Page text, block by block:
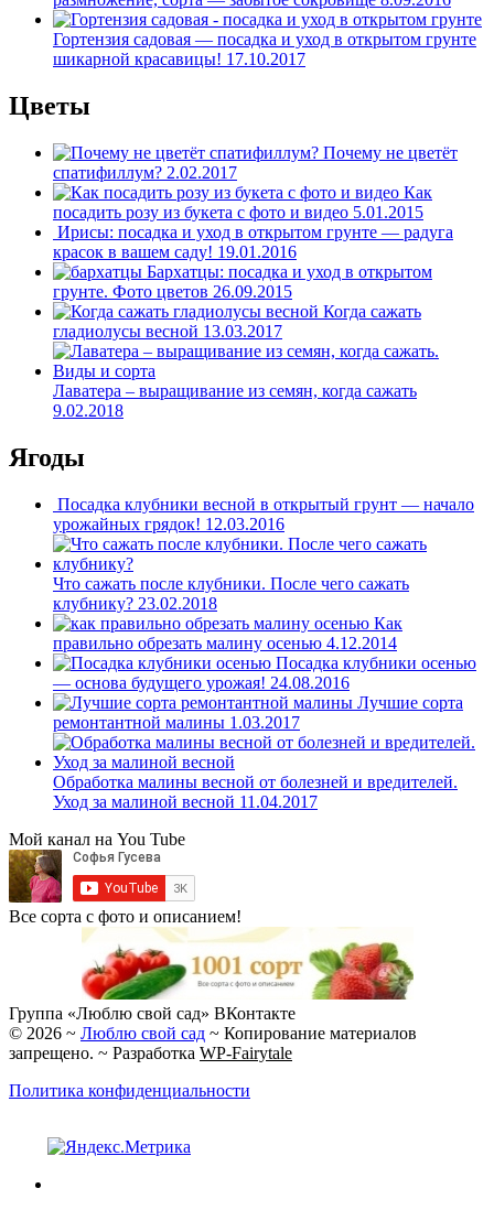
Гортензия садовая — посадка и уход в открытом грунте
шикарной красавицы! 17.10.2017
Цветы
Почему не цветёт
спатифиллум? 2.02.2017
Как
посадить розу из букета с фото и видео 5.01.2015
Ирисы: посадка и уход в открытом грунте — радуга
красок в вашем саду! 19.01.2016
Бархатцы: посадка и уход в открытом
грунте. Фото цветов 26.09.2015
Когда сажать
гладиолусы весной 13.03.2017
Лаватера – выращивание из семян, когда сажать
9.02.2018
Ягоды
Посадка клубники весной в открытый грунт — начало
урожайных грядок! 12.03.2016
Что сажать после клубники. После чего сажать
клубнику? 23.02.2018
Как
правильно обрезать малину осенью 4.12.2014
Посадка клубники осенью
— основа будущего урожая! 24.08.2016
Лучшие сорта
ремонтантной малины 1.03.2017
Обработка малины весной от болезней и вредителей.
Уход за малиной весной 11.04.2017
Мой канал на You Tube
Все сорта с фото и описанием!
Группа «Люблю свой сад» ВКонтакте
© 2026 ~ Люблю свой сад ~ Копирование материалов
запрещено. ~ Разработка WP-Fairytale
Политика конфиденциальности